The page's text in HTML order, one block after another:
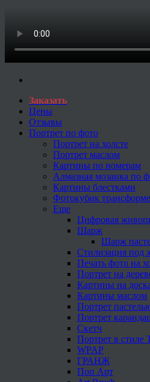
Заказать
Цены
Отзывы
Портрет по фото
Портрет на холсте
Портрет маслом
Картины по номерам
Алмазная мозаика по
Картины блестками
Фотокубик
Еще
Цифровая
Шарж
Шарж
Стилизация под
Печать фото на
Портрет на
Картины на
Картины маслом
Портрет
Портрет
Скетч
Портрет в стиле
WPAP
ГРАНЖ
Поп Арт